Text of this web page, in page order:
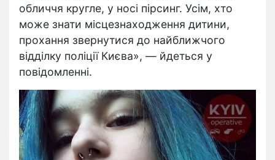
обличчя кругле, у носі пірсинг. Усім, хто
може знати місцезнаходження дитини,
прохання звернутися до найближчого
відділку поліції Києва», — йдеться у
повідомленні.